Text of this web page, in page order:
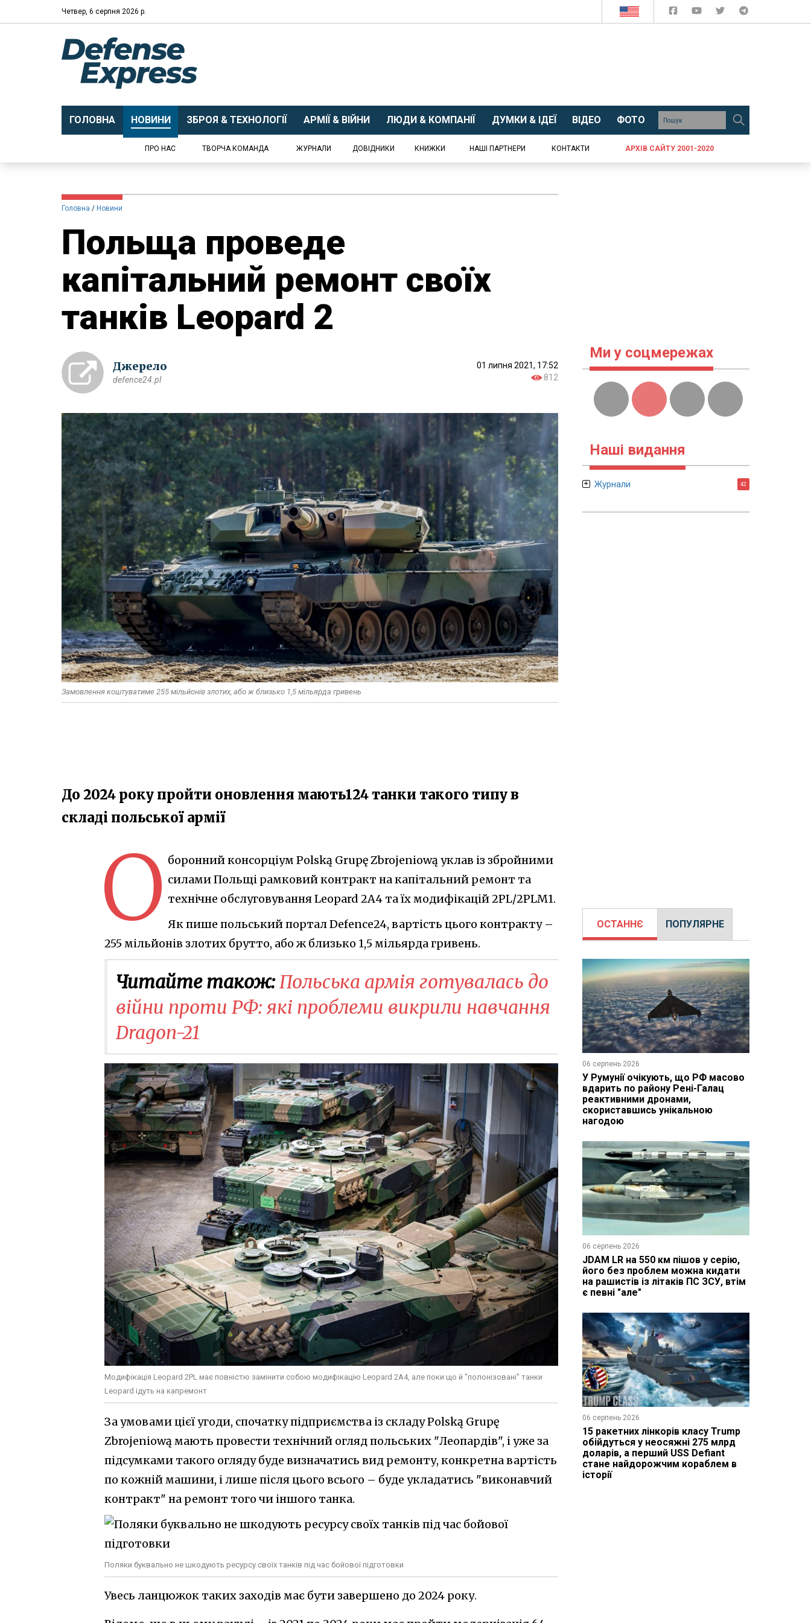
Четвер, 6 серпня 2026 р.
ГОЛОВНА НОВИНИ ЗБРОЯ & ТЕХНОЛОГІЇ АРМІЇ & ВІЙНИ ЛЮДИ & КОМПАНІЇ ДУМКИ & ІДЕЇ ВІДЕО ФОТО
ПРО НАС ТВОРЧА КОМАНДА ЖУРНАЛИ ДОВІДНИКИ КНИЖКИ НАШІ ПАРТНЕРИ КОНТАКТИ АРХІВ САЙТУ 2001-2020
Головна Новини
Польща проведе
капітальний ремонт своїх
танків Leopard 2
Джерело
defence24.pl
01 липня 2021, 17:52
812
Замовлення коштуватиме 255 мільйонів злотих, або ж близько 1,5 мільярда гривень
До 2024 року пройти оновлення мають124 танки такого типу в
складі польської армії
О боронний консорціум Polską Grupę Zbrojeniową уклав із збройними
силами Польщі рамковий контракт на капітальний ремонт та
технічне обслуговування Leopard 2A4 та їх модифікацій 2PL/2PLM1.
Як пише польський портал Defence24, вартість цього контракту –
255 мільйонів злотих брутто, або ж близько 1,5 мільярда гривень.
Читайте також:Польська армія готувалась до
війни проти РФ: які проблеми викрили навчання
Dragon-21
Модифікація Leopard 2PL має повністю замінити собою модифікацію Leopard 2А4, але поки що й "полонізовані" танки
Leopard ідуть на капремонт
За умовами цієї угоди, спочатку підприємства із складу Polską Grupę
Zbrojeniową мають провести технічний огляд польських "Леопардів", і уже за
підсумками такого огляду буде визначатись вид ремонту, конкретна вартість
по кожній машини, і лише після цього всього – буде укладатись "виконавчий
контракт" на ремонт того чи іншого танка.
Поляки буквально не шкодують ресурсу своїх танків під час бойової підготовки
Увесь ланцюжок таких заходів має бути завершено до 2024 року.
Ми у соцмережах
Наші видання
Журнали 42
ОСТАННЄ ПОПУЛЯРНЕ
06 серпень 2026
У Румунії очікують, що РФ масово
вдарить по району Рені-Галац
реактивними дронами,
скориставшись унікальною
нагодою
06 серпень 2026
JDAM LR на 550 км пішов у серію,
його без проблем можна кидати
на рашистів із літаків ПС ЗСУ, втім
є певні "але"
06 серпень 2026
15 ракетних лінкорів класу Trump
обійдуться у неосяжні 275 млрд
доларів, а перший USS Defiant
стане найдорожчим кораблем в
історії